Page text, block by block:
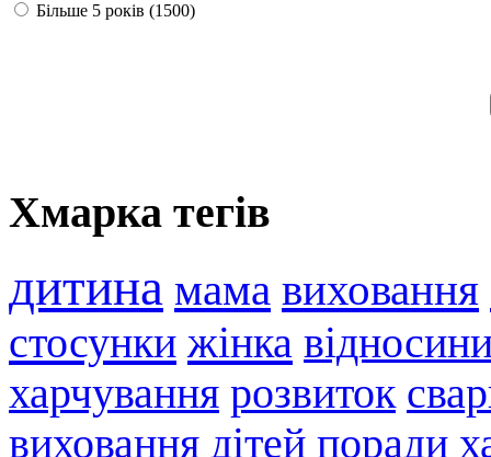
Більше 5 років (1500)
Хмарка тегів
дитина мама виховання
стосунки жінка
харчування розвиток
виховання дітей поради